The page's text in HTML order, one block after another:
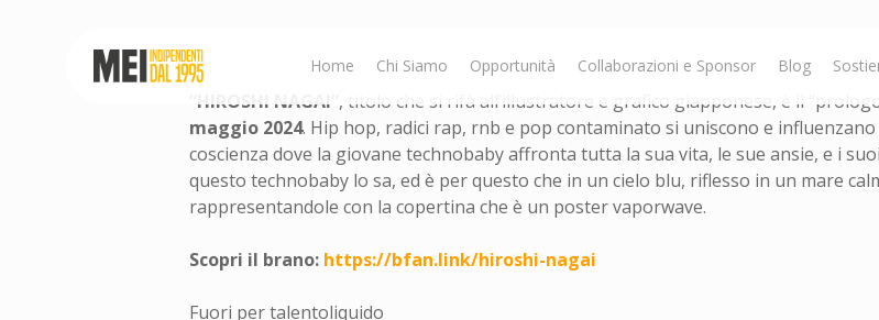
Hit enter to search or ESC to close
Home Chi Siamo Opportunità Collaborazioni e Sponsor Blog
“HIROSHI NAGAI” , titolo che si rifà all’illustratore e grafico giapponese, è il
maggio 2024. Hip hop, radici rap, rnb e pop contaminato si uniscono e
coscienza dove la giovane technobaby affronta tutta la sua vita, le sue ansie, e i
questo technobaby lo sa, ed è per questo che in un cielo blu, riflesso in un mare
rappresentandole con la copertina che è un poster vaporwave.
Scopri il brano: https://bfan.link/hiroshi-nagai
Fuori per talentoliquido